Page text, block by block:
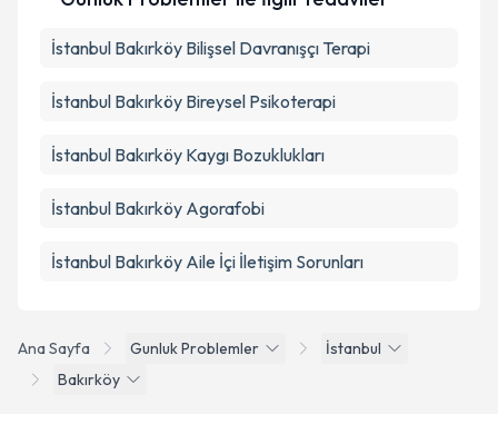
Ana Sayfa Gunluk Problemler
İstanbul
Bakırköy
İstanbul Bakırköy Bilişsel Davranışçı Terapi
İstanbul Bakırköy Bireysel Psikoterapi
İstanbul Bakırköy Kaygı Bozuklukları
İstanbul Bakırköy Agorafobi
İstanbul Bakırköy Aile İçi İletişim Sorunları